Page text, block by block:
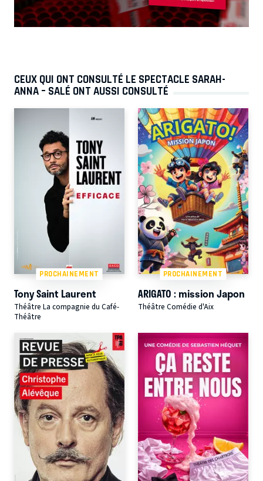
CEUX QUI ONT CONSULTÉ LE SPECTACLE SARAH-
ANNA – SALÉ ONT AUSSI CONSULTÉ
PROCHAINEMENT
Tony Saint Laurent
Théâtre La compagnie du Café-
Théâtre
PROCHAINEMENT
ARIGATO : mission Japon
Théâtre Comédie d'Aix